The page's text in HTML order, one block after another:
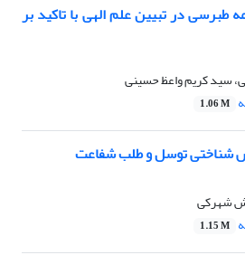
طبرسی در تبیین علم الهی با تاکید بر
سید کریم واعظ حسینی
1.06 M
شناختی توسل و طلب شفاعت
شهرکی
1.15 M